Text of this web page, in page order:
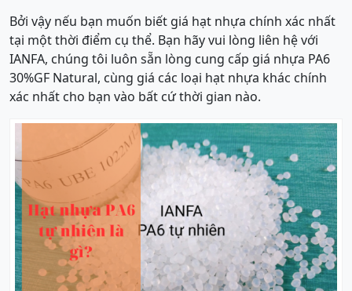
Bởi vậy nếu bạn muốn biết giá hạt nhựa chính xác nhất
tại một thời điểm cụ thể. Bạn hãy vui lòng liên hệ với
IANFA, chúng tôi luôn sẵn lòng cung cấp giá nhựa PA6
30%GF Natural, cùng giá các loại hạt nhựa khác chính
xác nhất cho bạn vào bất cứ thời gian nào.